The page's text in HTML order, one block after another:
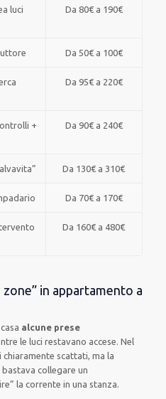
luci
Da 80€ a 190€
Da 50€ a 100€
Da 95€ a 220€
+
Da 90€ a 240€
Da 130€ a 310€
Da 70€ a 170€
Da 160€ a 480€
zone” in appartamento a
alcune prese
le luci restavano accese. Nel
scattati, ma la
collegare un
la corrente in una stanza.